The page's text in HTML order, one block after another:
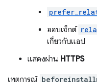
ออบเจ็กต์
เกี่ยวกับแอป
แสดงผ่าน HTTPS
เหตุการณ์